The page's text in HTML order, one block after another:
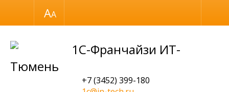
Размер шрифта
1С-Франчайзи ИТ-
Тюмень
+7 (3452) 399-180